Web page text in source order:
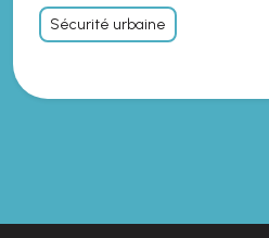
Sécurité urbaine